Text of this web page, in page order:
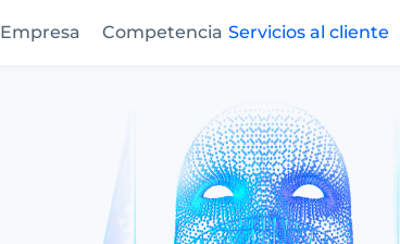
Empresa Competencia Servicios al cliente